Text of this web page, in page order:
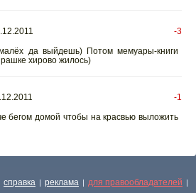
-3
да выйдешь) Потом мемуары-книги
хирово жилось)
-1
бегом домой чтобы на красвью выложить
справка | реклама | для правообладателей |